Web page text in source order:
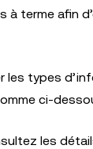
à terme afin
les types
ci-
les